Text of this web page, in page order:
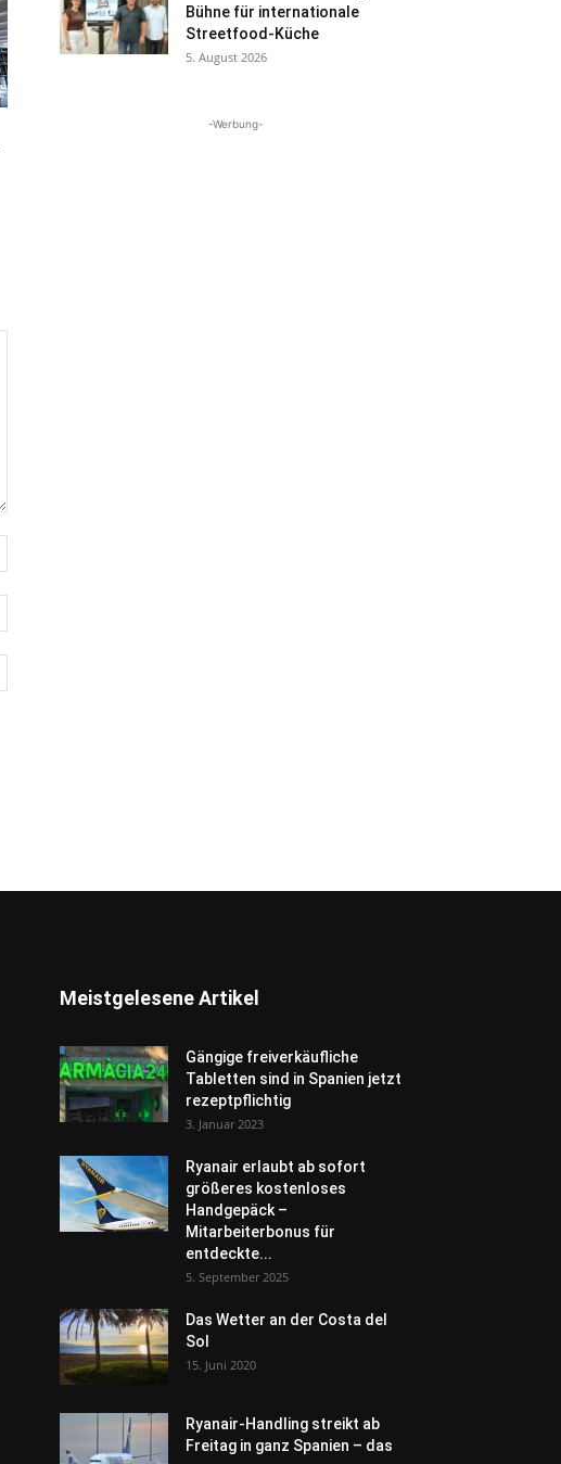
Bühne für internationale
Streetfood-Küche
5. August 2026
-Werbung-
Meistgelesene Artikel
Gängige freiverkäufliche
Tabletten sind in Spanien jetzt
rezeptpflichtig
3. Januar 2023
Ryanair erlaubt ab sofort
größeres kostenloses
Handgepäck –
Mitarbeiterbonus für
entdeckte...
5. September 2025
Das Wetter an der Costa del
Sol
15. Juni 2020
Ryanair-Handling streikt ab
Freitag in ganz Spanien – das